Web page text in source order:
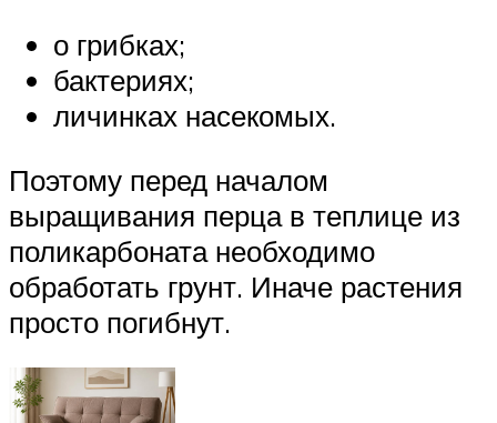
о грибках;
бактериях;
личинках насекомых.
Поэтому перед началом
выращивания перца в теплице из
поликарбоната необходимо
обработать грунт. Иначе растения
просто погибнут.